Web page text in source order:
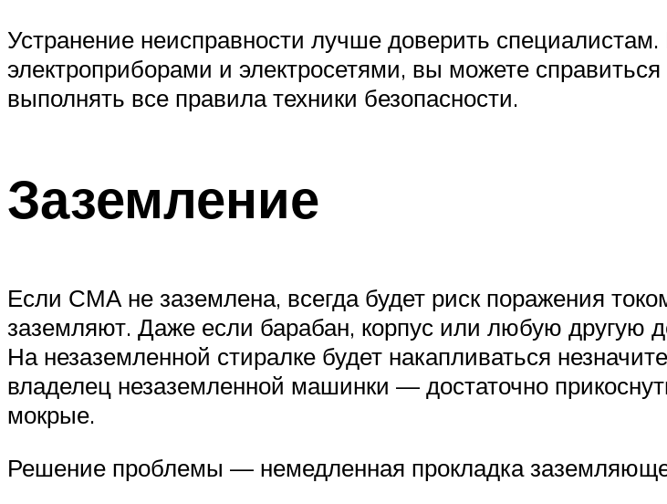
Устранение неисправности лучше доверить
электроприборами и электросетями, вы можете
выполнять все правила техники безопасности.
Заземление
Если СМА не заземлена, всегда будет риск поражения
заземляют. Даже если барабан, корпус или любую другую
На незаземленной стиралке будет накапливаться
владелец незаземленной машинки — достаточно
мокрые.
Решение проблемы — немедленная прокладка